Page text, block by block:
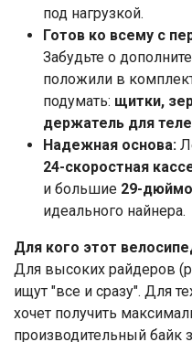
под нагрузкой.
Готов ко всему с
Забудьте о
положили в
подумать: щитки,
держатель для
Надежная основа:
24-скоростная
и большие 29-
идеального найнера.
Для кого этот
Для высоких райдеров
ищут "все и сразу". Для
хочет получить
производительный байк